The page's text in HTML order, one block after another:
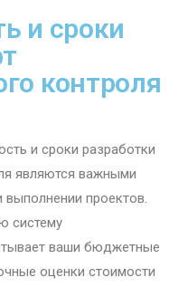
и сроки
контроля
и сроки разработки
являются важными
проектов.
систему
ваши бюджетные
оценки стоимости